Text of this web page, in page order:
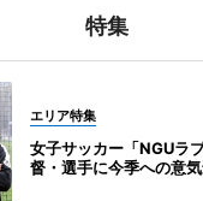
特集
エリア特集
女子サッカー「NGUラ
督・選手に今季への意